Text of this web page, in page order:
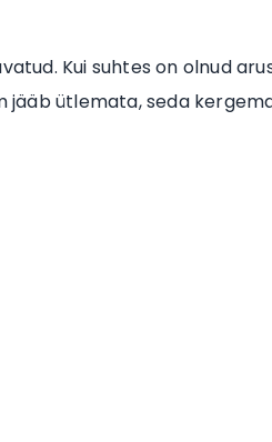
Kui suhtes on olnud
ütlemata, seda